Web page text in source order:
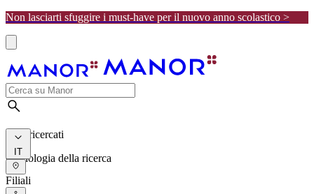
Non lasciarti sfuggire i must-have per il nuovo anno scolastico >
I più ricercati
Cronologia della ricerca
IT
Filiali